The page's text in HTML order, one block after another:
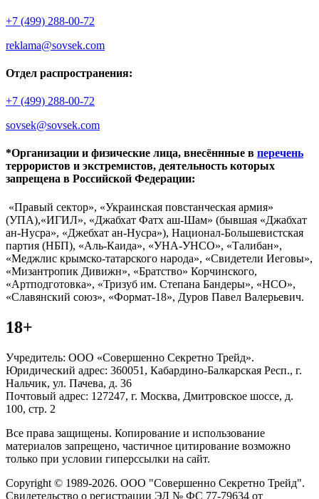
+7 (499) 288-00-72
reklama@sovsek.com
Отдел распространения:
+7 (499) 288-00-72
sovsek@sovsek.com
*Организации и физические лица, внесённные в перечень
террористов и экстремистов, деятельность которых
запрещена в Российской Федерации:
«Правый сектор», «Украинская повстанческая армия»
(УПА),«ИГИЛ», «Джабхат Фатх аш-Шам» (бывшая «Джабхат
ан-Нусра», «Джебхат ан-Нусра»), Национал-Большевистская
партия (НБП), «Аль-Каида», «УНА-УНСО», «Талибан»,
«Меджлис крымско-татарского народа», «Свидетели Иеговы»,
«Мизантропик Дивижн», «Братство» Корчинского,
«Артподготовка», «Тризуб им. Степана Бандеры», «НСО»,
«Славянский союз», «Формат-18», Дуров Павел Валерьевич.
18+
Учредитель: ООО «Совершенно Секретно Трейд».
Юридический адрес: 360051, Кабардино-Балкарская Респ., г.
Нальчик, ул. Пачева, д. 36
Почтовый адрес: 127247, г. Москва, Дмитровское шоссе, д.
100, стр. 2
Все права защищены. Копирование и использование
материалов запрещено, частичное цитирование возможно
только при условии гиперссылки на сайт.
Copyright © 1989-2026. ООО "Совершенно Секретно Трейд".
Свидетельство о регистрации ЭЛ № ФС 77-79634 от